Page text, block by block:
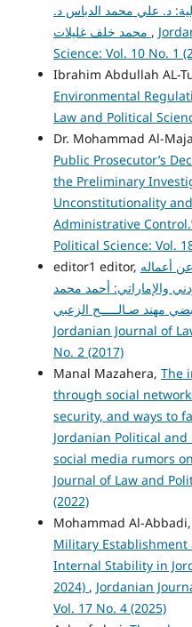
د. علي محمد الدباس د.
,
Science: Vol. 10 No. 1
Ibrahim Abdullah AL-
Environmental
Law and Political
Dr. Mohammad Al-
Public Prosecutor’s
the Preliminary
Unconstitutionality
Administrative
Political Science: Vol.
editor1 editor, أعماله
والإماراتي: أحمد محمد
Jordanian Journal of
No. 2 (2017)
Manal Mazahera, The
through social
security, and ways to
Jordanian Political
social media rumors
Journal of Law and
(2022)
Mohammad Al-Abbadi,
Military
Internal Stability in
2024) , Jordanian
Vol. 17 No. 4 (2025)